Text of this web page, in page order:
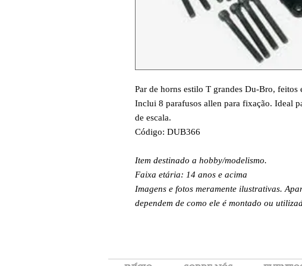
Par de horns estilo T grandes Du-Bro, feitos
Inclui 8 parafusos allen para fixação. Ideal
de escala.
Código: DUB366
Item destinado a hobby/modelismo.
Faixa etária: 14 anos e acima
Imagens e fotos meramente ilustrativas.
dependem de como ele é montado ou